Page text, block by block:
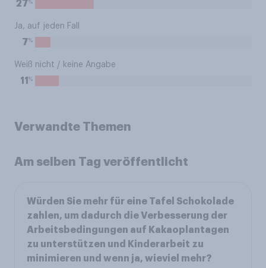
27%
Ja, auf jeden Fall
7%
Weiß nicht / keine Angabe
11 %
Verwandte Themen
Am selben Tag veröffentlicht
Würden Sie mehr für eine Tafel Schokolade
zahlen, um dadurch die Verbesserung der
Arbeitsbedingungen auf Kakaoplantagen
zu unterstützen und Kinderarbeit zu
minimieren und wenn ja, wieviel mehr?